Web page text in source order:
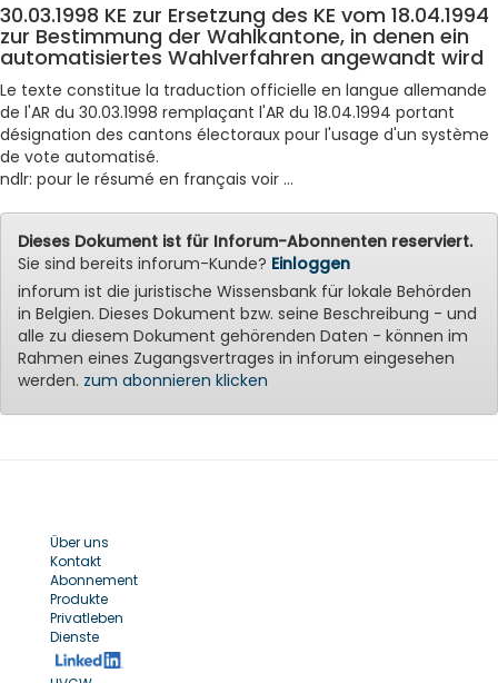
30.03.1998 KE zur Ersetzung des KE vom 18.04.1994
zur Bestimmung der Wahlkantone, in denen ein
automatisiertes Wahlverfahren angewandt wird
Le texte constitue la traduction officielle en langue allemande
de l'AR du 30.03.1998 remplaçant l'AR du 18.04.1994 portant
désignation des cantons électoraux pour l'usage d'un système
de vote automatisé.
ndlr: pour le résumé en français voir ...
Dieses Dokument ist für Inforum-Abonnenten reserviert.
Sie sind bereits inforum-Kunde? Einloggen
inforum ist die juristische Wissensbank für lokale Behörden
in Belgien. Dieses Dokument bzw. seine Beschreibung - und
alle zu diesem Dokument gehörenden Daten - können im
Rahmen eines Zugangsvertrages in inforum eingesehen
werden. zum abonnieren klicken
Über uns
Kontakt
Abonnement
Produkte
Privatleben
Dienste